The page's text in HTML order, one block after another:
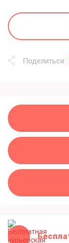
Поделиться: